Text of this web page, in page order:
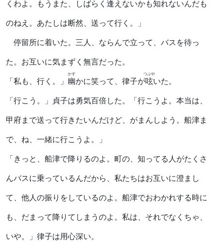
くわよ。もうまた、しばらく逢えないかも知れないんだも
のねえ。あたしは断然、送って行く。」
停留所に着いた。三人、ならんで立って、バスを待っ
た。お互いに気まずく無言だった。
「私も、行く。」 幽
かす
かに笑って、律子が呟
つぶや
いた。
「行こう。」貞子は勇気百倍した。「行こうよ。本当は、
甲府まで送って行きたいんだけど、がまんしよう。船津ま
で、ね、一緒に行こうよ。」
「きっと、船津で降りるのよ。町の、知ってる人がたくさ
んバスに乗っているんだから、私たちはお互いに澄まし
て、他人の振りをしているのよ。船津でおわかれする時に
も、だまって降りてしまうのよ。私は、それでなくちゃ、
いや。」律子は用心深い。